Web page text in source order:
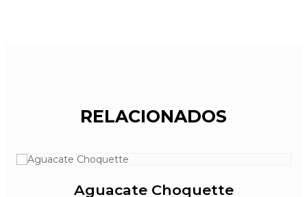
RELACIONADOS
Aguacate Choquette